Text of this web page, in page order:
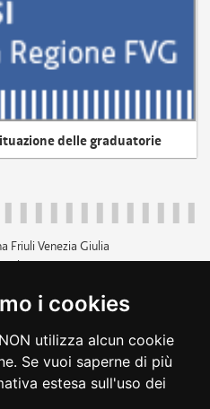
i cookies
utilizza alcun cookie
Se vuoi saperne di più
estesa sull'uso dei
delle graduatorie
Friuli Venezia Giulia
p.iva 00526040324
3771111
trasparente
accessibilità
dichiarazione di
cambio preferenze cookie